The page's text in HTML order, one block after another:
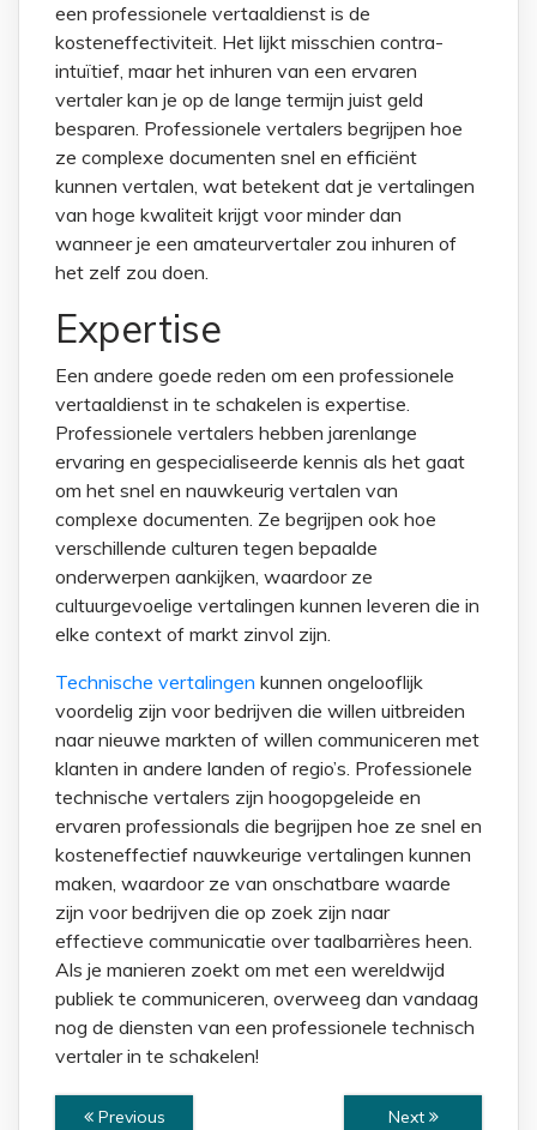
een professionele vertaaldienst is de
kosteneffectiviteit. Het lijkt misschien contra-
intuïtief, maar het inhuren van een ervaren
vertaler kan je op de lange termijn juist geld
besparen. Professionele vertalers begrijpen hoe
ze complexe documenten snel en efficiënt
kunnen vertalen, wat betekent dat je vertalingen
van hoge kwaliteit krijgt voor minder dan
wanneer je een amateurvertaler zou inhuren of
het zelf zou doen.
Expertise
Een andere goede reden om een professionele
vertaaldienst in te schakelen is expertise.
Professionele vertalers hebben jarenlange
ervaring en gespecialiseerde kennis als het gaat
om het snel en nauwkeurig vertalen van
complexe documenten. Ze begrijpen ook hoe
verschillende culturen tegen bepaalde
onderwerpen aankijken, waardoor ze
cultuurgevoelige vertalingen kunnen leveren die in
elke context of markt zinvol zijn.
Technische vertalingen kunnen ongelooflijk
voordelig zijn voor bedrijven die willen uitbreiden
naar nieuwe markten of willen communiceren met
klanten in andere landen of regio’s. Professionele
technische vertalers zijn hoogopgeleide en
ervaren professionals die begrijpen hoe ze snel en
kosteneffectief nauwkeurige vertalingen kunnen
maken, waardoor ze van onschatbare waarde
zijn voor bedrijven die op zoek zijn naar
effectieve communicatie over taalbarrières heen.
Als je manieren zoekt om met een wereldwijd
publiek te communiceren, overweeg dan vandaag
nog de diensten van een professionele technisch
vertaler in te schakelen!
Previous Next